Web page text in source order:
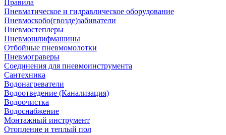
Правила
Пневматическое и гидравлическое оборудование
Пневмоскобо(гвозде)забиватели
Пневмостеплеры
Пневмошлифмашины
Отбойные пневмомолотки
Пневмограверы
Соединения для пневмоинструмента
Сантехника
Водонагреватели
Водоотведение (Канализация)
Водоочистка
Водоснабжение
Монтажный инструмент
Отопление и теплый пол